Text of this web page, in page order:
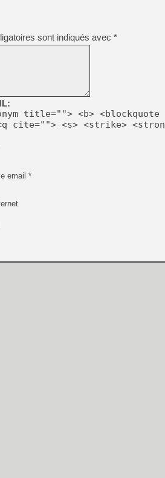
[GK] Dawn of War 4 : les
[GK] CloverPit : l'héritier
[GK] Stellar Blade : Blood
[GK] Palworld Online est
[GK] Wuchang 2 : le
[GK] Test : Big Walk est
[GK] Starsand Island : la
[GK] Dan Houser (GTA)
sont indiqués avec *
title=""> <b> <blockquote
cite=""> <s> <strike>
email *